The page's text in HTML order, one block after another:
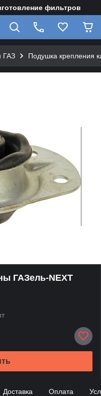
фильтров
ГАЗ Подушка крепления
ГАЗель-NEXT
Доставка Оплата